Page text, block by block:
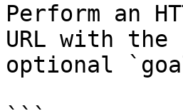
Perform an
URL with
optional